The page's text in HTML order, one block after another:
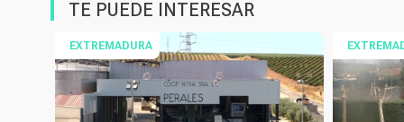
TE PUEDE INTERESAR
EXTREMADURA